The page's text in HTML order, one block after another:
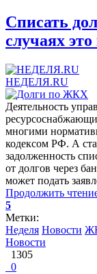
Списать
случаях
НЕДЕЛЯ.RU
Деятельность
многими
кодексом РФ. А
задолженность
от долгов через
может подать
Продолжить
5
Метки:
Неделя Новости
Новости
1305
0